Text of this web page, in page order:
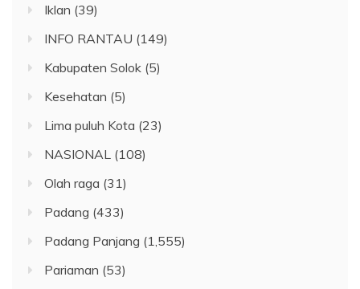
Iklan (39)
INFO RANTAU (149)
Kabupaten Solok (5)
Kesehatan (5)
Lima puluh Kota (23)
NASIONAL (108)
Olah raga (31)
Padang (433)
Padang Panjang (1,555)
Pariaman (53)